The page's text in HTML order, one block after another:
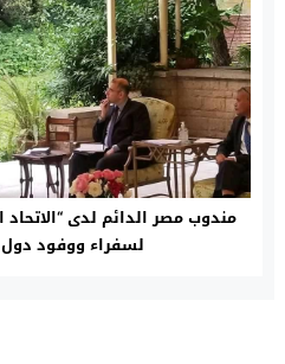
مندوب مصر الدائم لدى
لسفراء ووفود